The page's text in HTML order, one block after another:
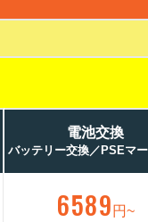
電池交換
バッテリー交換／PSEマ
6589 円~